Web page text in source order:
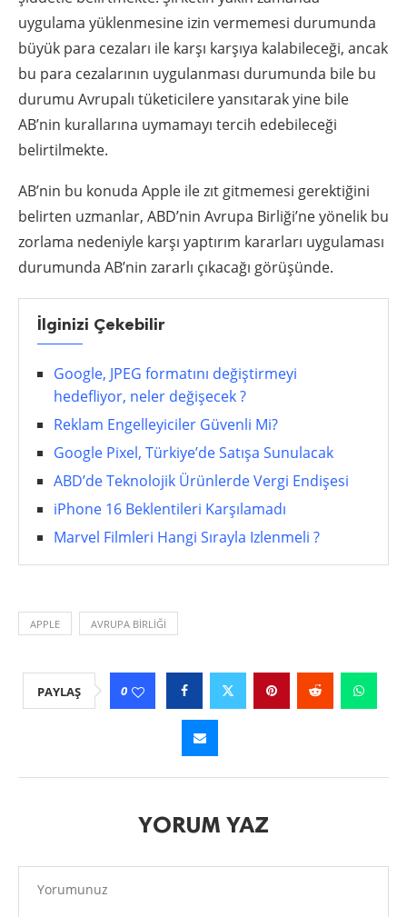
uygulama yüklenmesine izin vermemesi durumunda
büyük para cezaları ile karşı karşıya kalabileceği, ancak
bu para cezalarının uygulanması durumunda bile bu
durumu Avrupalı tüketicilere yansıtarak yine bile
AB’nin kurallarına uymamayı tercih edebileceği
belirtilmekte.
AB’nin bu konuda Apple ile zıt gitmemesi gerektiğini
belirten uzmanlar, ABD’nin Avrupa Birliği’ne yönelik bu
zorlama nedeniyle karşı yaptırım kararları uygulaması
durumunda AB’nin zararlı çıkacağı görüşünde.
İlginizi Çekebilir
Google, JPEG formatını değiştirmeyi
hedefliyor, neler değişecek ?
Reklam Engelleyiciler Güvenli Mi?
Google Pixel, Türkiye’de Satışa Sunulacak
ABD’de Teknolojik Ürünlerde Vergi Endişesi
iPhone 16 Beklentileri Karşılamadı
Marvel Filmleri Hangi Sırayla Izlenmeli ?
APPLE AVRUPA BIRLIĞI
PAYLAŞ 0
YORUM YAZ